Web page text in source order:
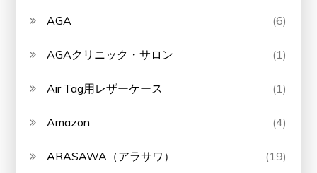
AGA (6)
AGAクリニック・サロン (1)
Air Tag用レザーケース (1)
Amazon (4)
ARASAWA（アラサワ） (19)